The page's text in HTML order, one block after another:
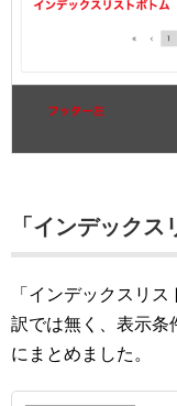
「インデック
「インデックスリ
訳では無く、表示条
にまとめました。